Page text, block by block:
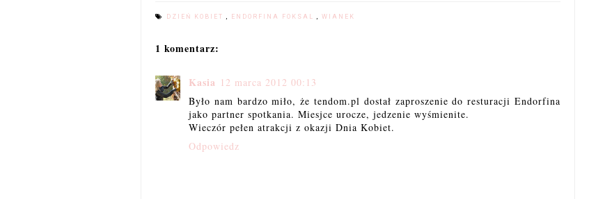
DZIEŃ KOBIET , ENDORFINA FOKSAL , WIANEK
1 komentarz:
Kasia 12 marca 2012 00:13
Było nam bardzo miło, że tendom.pl dostał zaproszenie do resturacji Endorfina
jako partner spotkania. Miesjce urocze, jedzenie wyśmienite.
Wieczór pełen atrakcji z okazji Dnia Kobiet.
Odpowiedz